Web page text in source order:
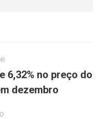
6,32% no preço do
dezembro